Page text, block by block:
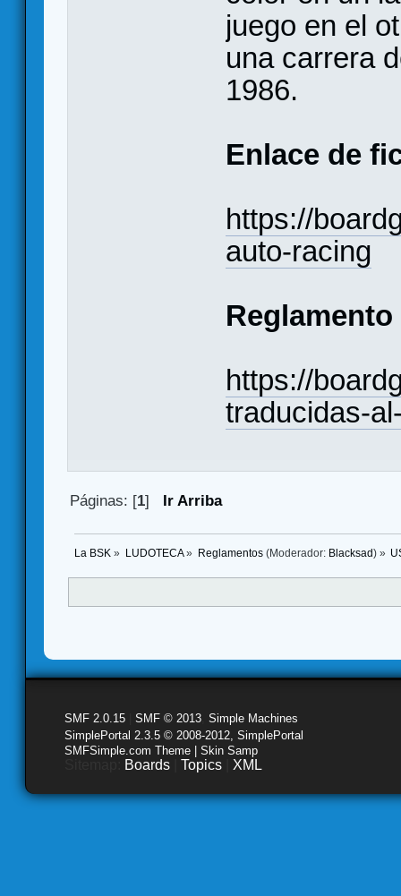
juego en el
una carrera
1986.
Enlace de
https://
auto-racing
Reglamento
https://
traducidas-
Páginas: [1] Ir Arriba
La BSK » LUDOTECA» Reglamentos(Moderador: Blacksad) »
SMF 2.0.15 SMF © 2013 Simple Machines
SimplePortal 2.3.5 © 2008-2012, SimplePortal
SMFSimple.com Theme | Skin Samp
Boards Topics XML